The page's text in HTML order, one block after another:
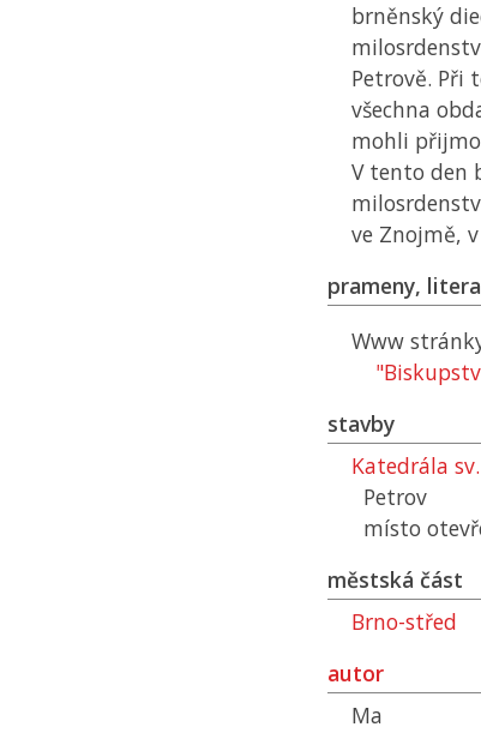
brněnský
Petrově. Při
všechna
mohli
V tento den
ve Znojmě,
prameny,
Www
stavby
Katedrála
Petrov
místo
městská část
Brno-střed
autor
Ma